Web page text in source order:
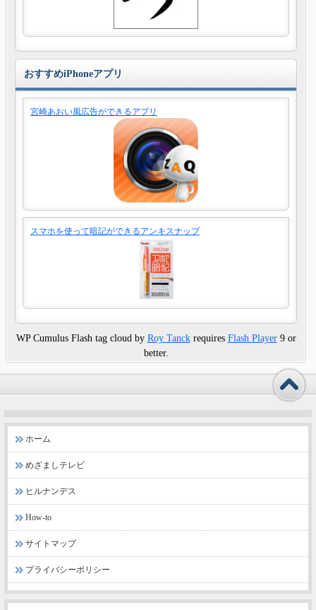
おすすめiPhoneアプリ
宮崎あおい風広告ができるアプリ
スマホを使って暗記ができるアンキスナップ
WP Cumulus Flash tag cloud by Roy Tanckrequires Flash Player9 or
better.
ホーム
めざましテレビ
ヒルナンデス
How-to
サイトマップ
プライバシーポリシー